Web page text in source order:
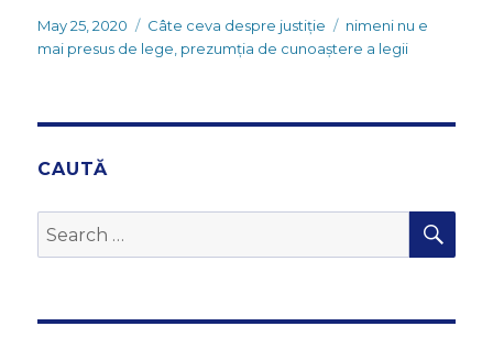
Posted
on
May 25, 2020 Categories
Câte ceva despre justiție Tags
nimeni nu e
mai presus de lege prezumția de cunoaștere a legii
CAUTĂ
Search
for: